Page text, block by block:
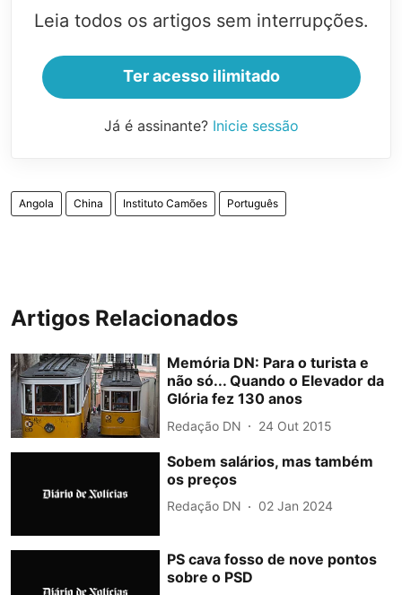
Leia todos os artigos sem interrupções.
Ter acesso ilimitado
Já é assinante? Inicie sessão
Angola China Instituto Camões Português
Artigos Relacionados
Memória DN: Para o turista e
não só... Quando o Elevador da
Glória fez 130 anos
Redação DN 24 Out 2015
Sobem salários, mas também
os preços
Redação DN 02 Jan 2024
PS cava fosso de nove pontos
sobre o PSD